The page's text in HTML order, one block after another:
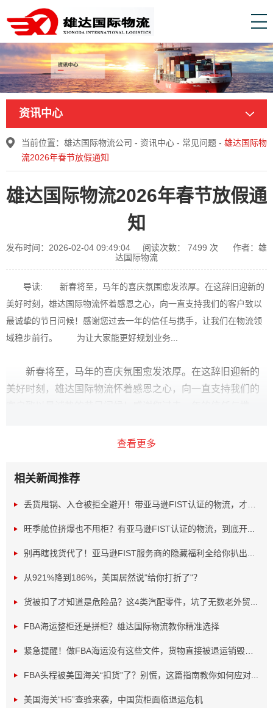
资讯中心
当前位置： 雄达国际物流公司 - 资讯中心 - 常见问题 - 雄达国际物
流2026年春节放假通知
雄达国际物流2026年春节放假通
知
发布时间：2026-02-04 09:49:04 阅读次数： 7499 次
作者：雄
达国际物流
导读: 新春将至，马年的喜庆氛围愈发浓厚。在这辞旧迎新的
美好时刻，雄达国际物流怀着感恩之心，向一直支持我们的客户致以
最诚挚的节日问候！感谢您过去一年的信任与携手，让我们在物流领
域稳步前行。 为让大家能更好规划业务...
新春将至，马年的喜庆氛围愈发浓厚。在这辞旧迎新的
美好时刻，雄达国际物流怀着感恩之心，向一直支持我们的
为让大家能更好规划业务，现将我司2026年春节放假安
调休，共10天，2月28日（星期六）正常上班。
备。上海、深圳、青岛分拨中心虽正常休假，但各部门已提
前与相关业务方沟通协调，确保收货等业务能顺利对接，大
若您在假期有紧急需求，可随时联系[值班电话]，我们会第一
时间响应处理。
回首2025，我们并肩作战，攻克了一个个难关，取得了
一份份成绩，这都离不开您的支持。展望2026，我们满怀信
航。
再次祝您和家人春节快乐、马到成功、身体健康、阖家
查看更多
相关新闻推荐
丢货甩锅、入仓被拒全避开！带亚马逊FIST认证的物流，才是...
旺季舱位挤爆也不甩柜？有亚马逊FIST认证的物流，到底开...
别再瞎找货代了！亚马逊FIST服务商的隐藏福利全给你扒出...
从921%降到186%，美国居然说"给你打折了"？
货被扣了才知道是危险品？这4类汽配零件，坑了无数老外贸...
FBA海运整柜还是拼柜？雄达国际物流教你精准选择
紧急提醒！做FBA海运没有这些文件，货物直接被退运销毁！...
FBA头程被美国海关“扣货”了？别慌，这篇指南教你如何应对...
美国海关“H5”查验来袭，中国货柜面临退运危机